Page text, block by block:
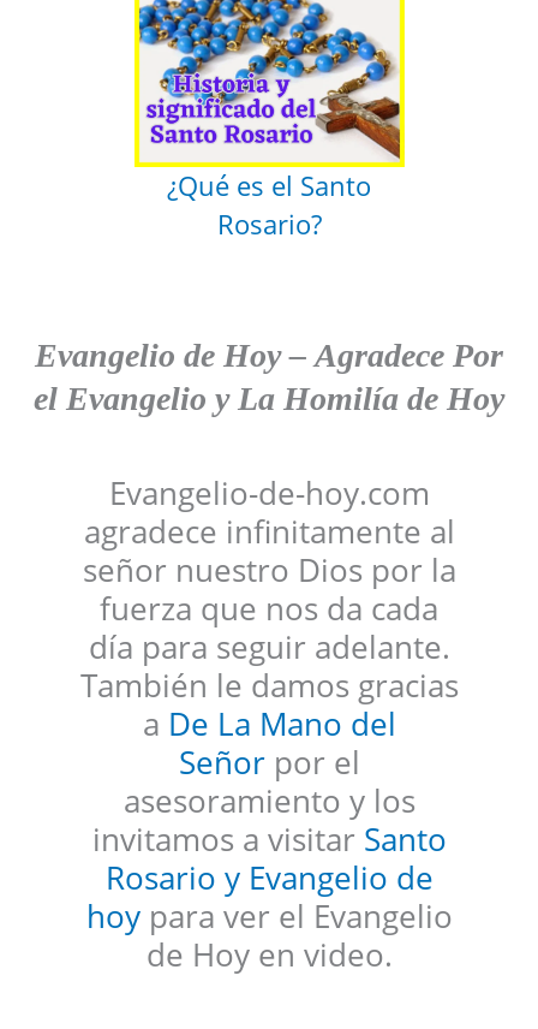
¿Qué es el Santo
Rosario?
Evangelio de Hoy–Agradece Por
el Evangelio y La Homilía de Hoy
Evangelio-de-hoy.com
agradece infinitamente al
señor nuestro Dios por la
fuerza que nos da cada
día para seguir adelante.
También le damos gracias
a De La Mano del
Señorpor el
asesoramiento y los
invitamos a visitar Santo
Rosario y Evangelio de
hoypara ver el Evangelio
de Hoy en video.